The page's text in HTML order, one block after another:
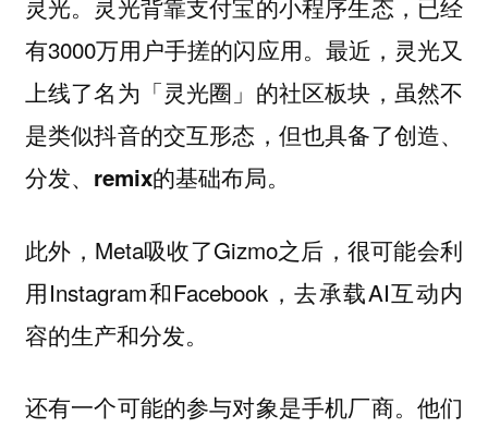
灵光。灵光背靠支付宝的小程序生态，已经
有3000万用户手搓的闪应用。最近， 灵光又
上线了名为「灵光圈」的社区板块，虽然不
是类似抖音的交互形态，但也具备了创造、
分发、remix的基础布局。
此外，Meta吸收了Gizmo之后，很可能会利
用Instagram和Facebook，去承载AI互动内
容的生产和分发。
还有一个可能的参与对象是手机厂商。 他们